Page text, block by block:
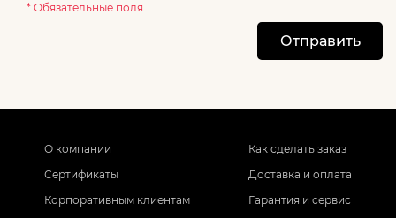
* Обязательные поля
Отправить
О компании
Сертификаты
Корпоративным клиентам
Как сделать заказ
Доставка и оплата
Гарантия и сервис